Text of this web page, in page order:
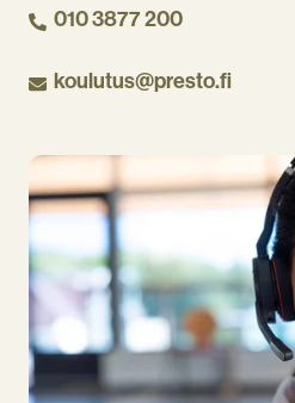
010 3877 200
koulutus@presto.fi